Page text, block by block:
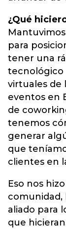
¿Qué
para
tener una
tecnológico
virtuales de
eventos en
de
tenemos
generar
que
clientes en
Eso nos
comunidad,
aliado para
que